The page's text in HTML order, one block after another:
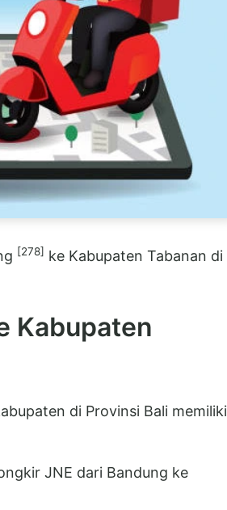
[278] ke Kabupaten Tabanan di
Kabupaten
di Provinsi Bali memiliki
JNE dari Bandung ke